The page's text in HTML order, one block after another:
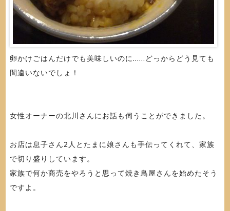
卵かけごはんだけでも美味しいのに......どっからどう見ても
間違いないでしょ！
女性オーナーの北川さんにお話も伺うことができました。
お店は息子さん2人とたまに娘さんも手伝ってくれて、家族
で切り盛りしています。
家族で何か商売をやろうと思って焼き鳥屋さんを始めたそう
ですよ。